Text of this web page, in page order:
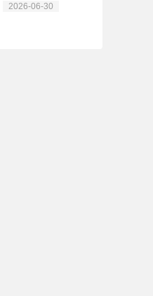
2026-06-30